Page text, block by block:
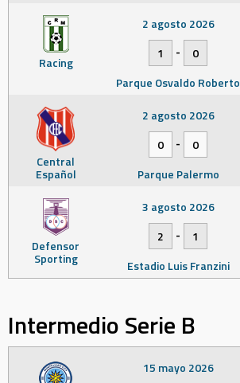
Racing
2 agosto 2026
1
-
0
Parque Osvaldo Roberto
Central
Español
2 agosto 2026
0
-
0
Parque Palermo
Defensor
Sporting
3 agosto 2026
2
-
1
Estadio Luis Franzini
Intermedio Serie B
15 mayo 2026